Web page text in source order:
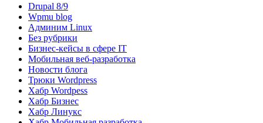
Drupal 8/9
Wpmu blog
Админим Linux
Без рубрики
Бизнес-кейсы в сфере IT
Мобильная веб-разработка
Новости блога
Трюки Wordpress
Хабр Wordpess
Хабр Бизнес
Хабр Линукс